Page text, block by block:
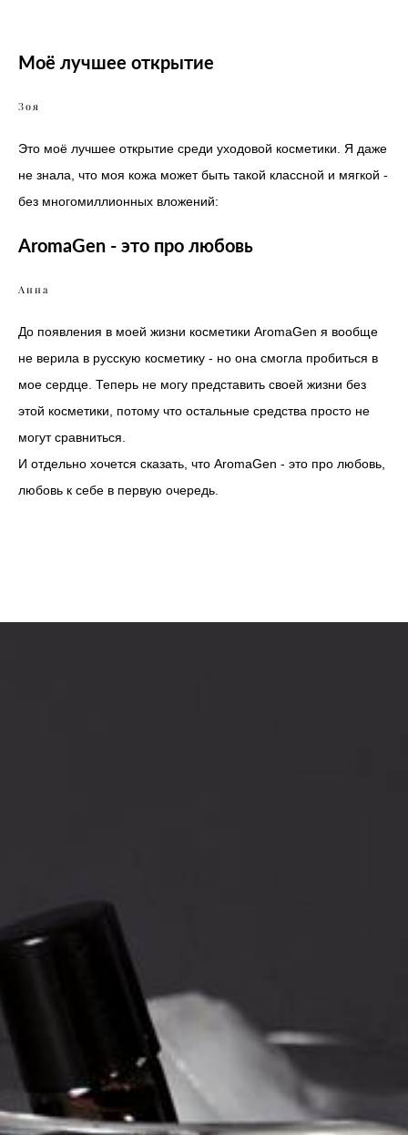
Моё лучшее открытие
Зоя
Это моё лучшее открытие среди уходовой косметики. Я даже
не знала, что моя кожа может быть такой классной и мягкой -
без многомиллионных вложений:
AromaGen - это про любовь
Анна
До появления в моей жизни косметики AromaGen я вообще
не верила в русскую косметику - но она смогла пробиться в
мое сердце. Теперь не могу представить своей жизни без
этой косметики, потому что остальные средства просто не
могут сравниться.
И отдельно хочется сказать, что AromaGen - это про любовь,
любовь к себе в первую очередь.